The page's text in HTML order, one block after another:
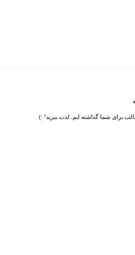
برای شما گذاشته ایم. لذت ببرید! :)